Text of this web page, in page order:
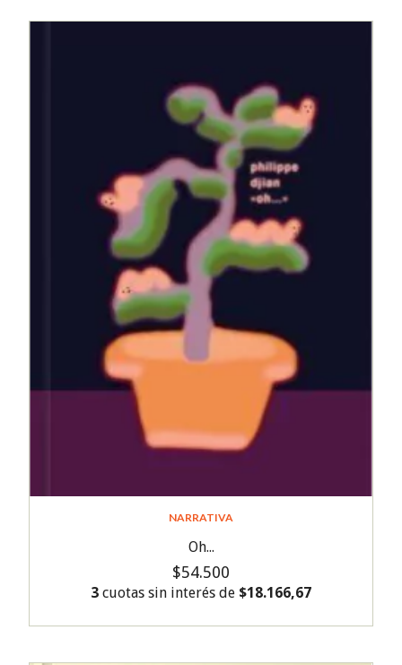
NARRATIVA
Oh...
$54.500
3 cuotas sin interés de $18.166,67